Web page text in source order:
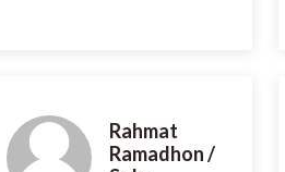
Rahmat
Ramadhon /